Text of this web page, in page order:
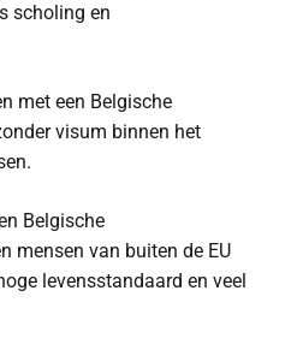
scholing en
met een Belgische
visum binnen het
Belgische
mensen van buiten de EU
levensstandaard en veel